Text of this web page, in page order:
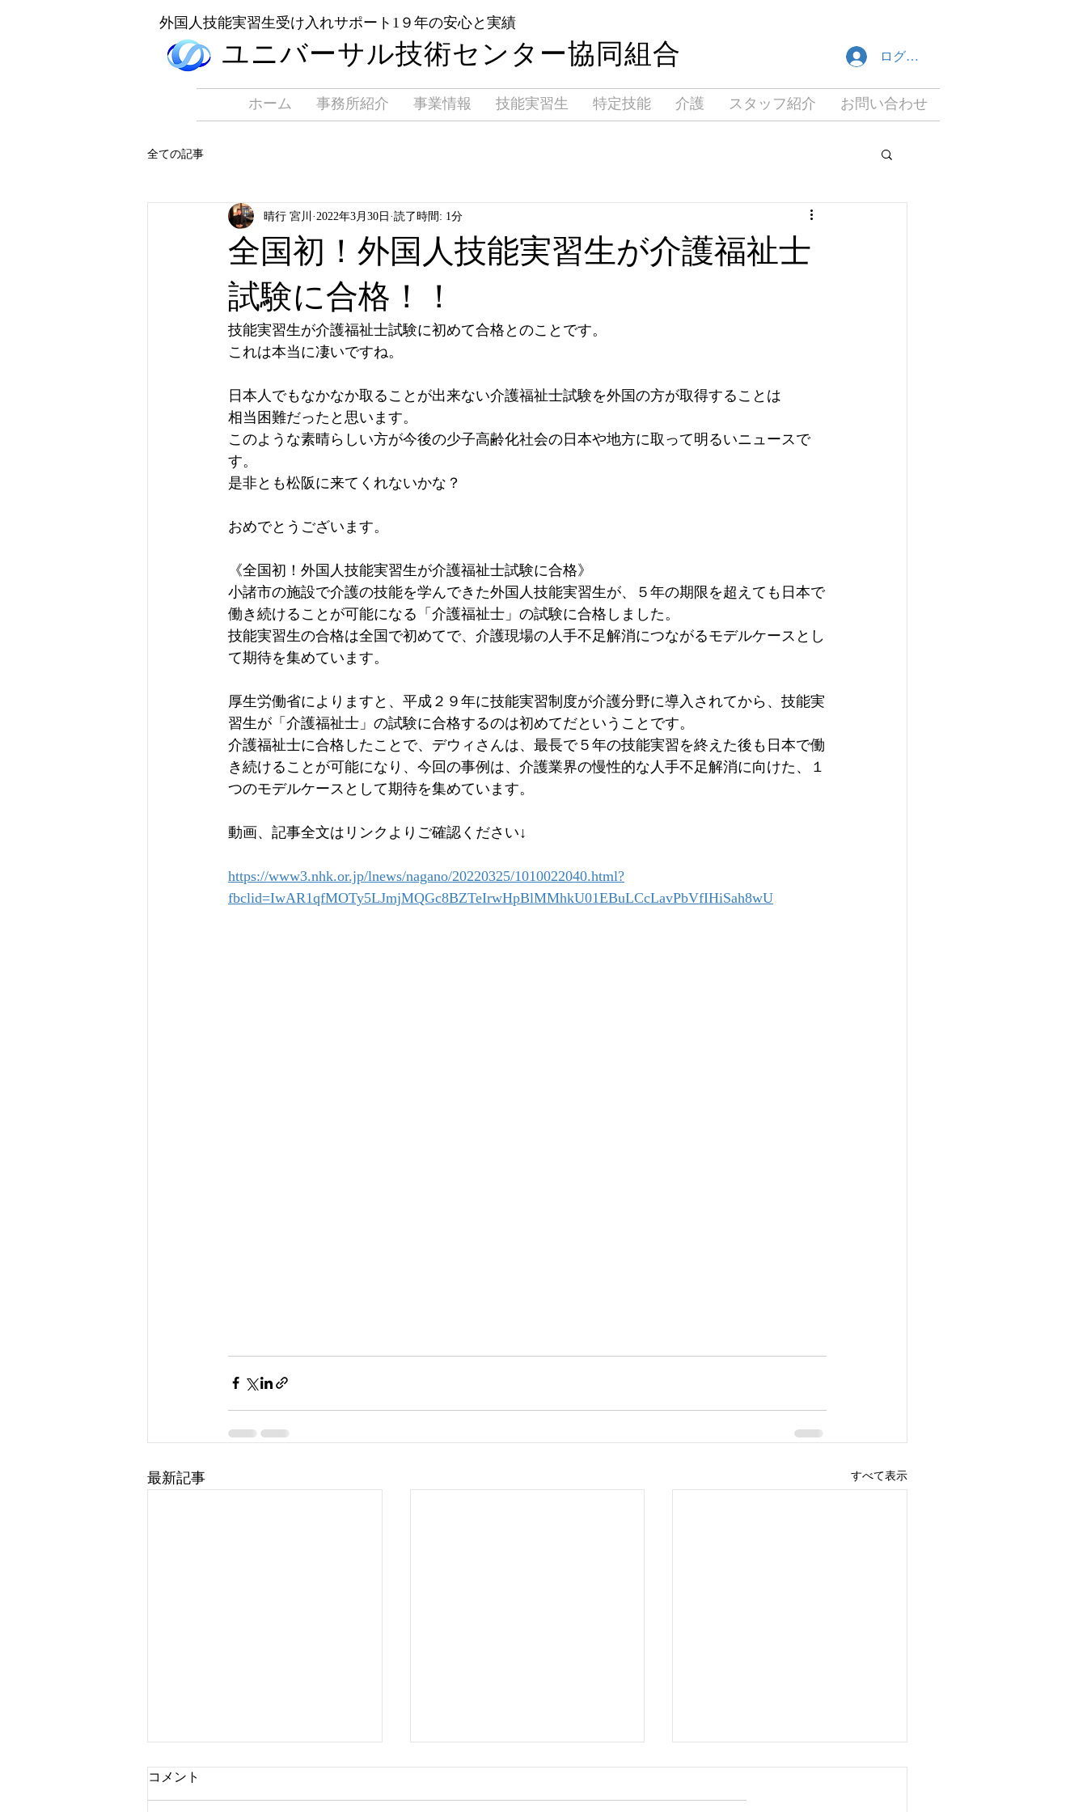
​外国人技能実習生受け入れサポート1９年の安心と実績
​ユニバーサル技術センター協同組合
ホーム 事務所紹介 事業情報 技能実習生 特定技能 介護 スタッフ紹介 お問い合わせ
ログイン
全ての記事
全国初！外国人技能実習生が介護福祉士
試験に合格！！
晴行 宮川 2022年3月30日 読了時間: 1分
技能実習生が介護福祉士試験に初めて合格とのことです。
これは本当に凄いですね。
日本人でもなかなか取ることが出来ない介護福祉士試験を外国の方が取得することは
相当困難だったと思います。
このような素晴らしい方が今後の少子高齢化社会の日本や地方に取って明るいニュースで
す。
是非とも松阪に来てくれないかな？
おめでとうございます。
《全国初！外国人技能実習生が介護福祉士試験に合格》
小諸市の施設で介護の技能を学んできた外国人技能実習生が、５年の期限を超えても日本で
働き続けることが可能になる「介護福祉士」の試験に合格しました。
技能実習生の合格は全国で初めてで、介護現場の人手不足解消につながるモデルケースとし
て期待を集めています。
厚生労働省によりますと、平成２９年に技能実習制度が介護分野に導入されてから、技能実
習生が「介護福祉士」の試験に合格するのは初めてだということです。
介護福祉士に合格したことで、デウィさんは、最長で５年の技能実習を終えた後も日本で働
き続けることが可能になり、今回の事例は、介護業界の慢性的な人手不足解消に向けた、１
つのモデルケースとして期待を集めています。
動画、記事全文はリンクよりご確認ください↓
https://www3.nhk.or.jp/lnews/nagano/20220325/1010022040.html?
fbclid=IwAR1qfMOTy5LJmjMQGc8BZTeIrwHpBlMMhkU01EBuLCcLavPbVfIHiSah8wU
最新記事 すべて表示
コメント